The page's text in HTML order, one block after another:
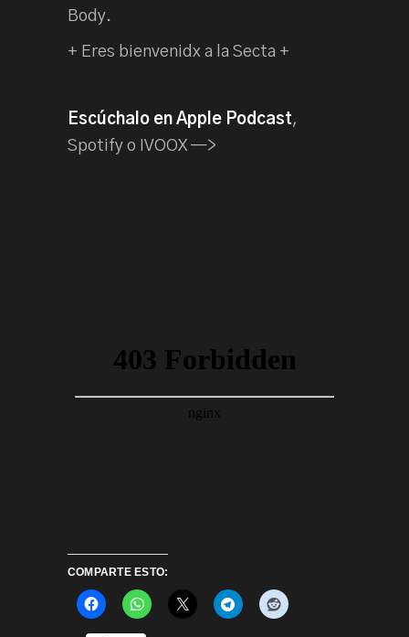
Body.
+ Eres bienvenidx a la Secta +
Escúchalo en Apple Podcast,
Spotify o IVOOX —>
COMPARTE ESTO: